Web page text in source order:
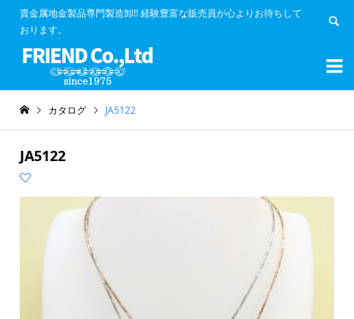
貴金属地金製品専門製造卸!! 経験豊富な販売員が心よりお待ちして
おります。


カタログ JA5122
JA5122